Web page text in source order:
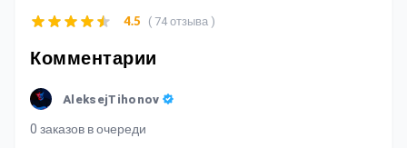
Комментарии
AleksejTihonov
0 заказов в очереди
4.5 ( 74 отзыва )